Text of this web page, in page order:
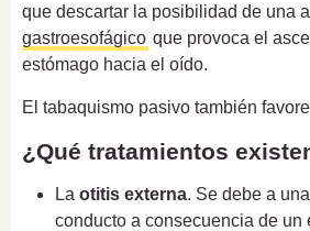
que descartar la posibilidad de una
gastroesofágico que provoca el
estómago hacia el oído.
El tabaquismo pasivo también
¿Qué tratamientos
La otitis externa. Se debe a
conducto a consecuencia de un